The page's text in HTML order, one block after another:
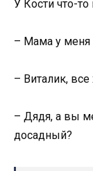
У Кости что-то
– Мама у меня
– Виталик,
– Дядя, а вы
досадный?